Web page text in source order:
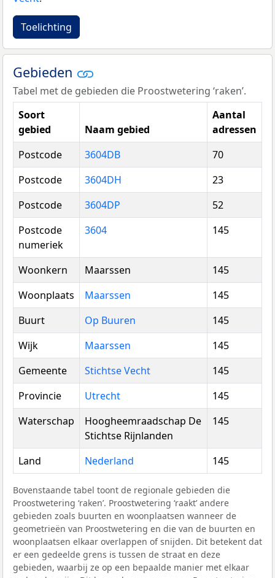
Toelichting
Gebieden
Tabel met de gebieden die Proostwetering ‘raken’.
Soort
gebied
Naam gebied
Aantal
adressen
Postcode
3604DB
70
Postcode
3604DH
23
Postcode
3604DP
52
Postcode
numeriek
3604 145
Woonkern Maarssen
145
Woonplaats
Maarssen
145
Buurt
Op Buuren
145
Wijk
Maarssen
145
Gemeente
Stichtse Vecht
145
Provincie
Utrecht
145
Waterschap
Hoogheemraadschap De
Stichtse Rijnlanden
145
Land Nederland 145
Bovenstaande tabel toont de regionale gebieden die
Proostwetering ‘raken’. Proostwetering ‘raakt’ andere
gebieden zoals buurten en woonplaatsen wanneer de
geometrieën van Proostwetering en die van de buurten en
woonplaatsen elkaar overlappen of snijden. Dit betekent dat
er een gedeelde grens is tussen de straat en deze
gebieden, waarbij ze op een bepaalde manier met elkaar